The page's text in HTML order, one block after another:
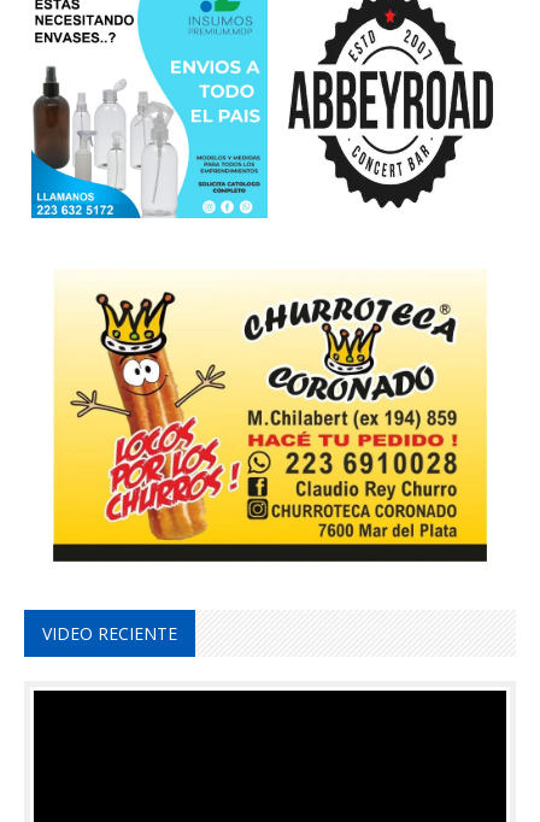
VIDEO RECIENTE